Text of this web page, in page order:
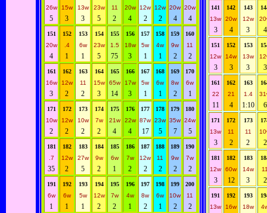
26w
5
15w
3
13w
3
23w
5
11
2
20w
4
12w
2
12w
2
20w
4
20w
4
151
20w
4
152
.4
1
153
6w
1
154
23w
5
155
1.5
75
156
18w
3
157
5w
1
158
4w
1
159
9w
2
160
11
2
161
16w
3
162
12w
2
163
11
2
164
15w
3
165
65w
14
166
17w
3
167
5w
1
168
6w
1
169
8w
2
170
6w
1
171
10w
2
172
12w
2
173
10w
2
174
7w
2
175
21w
4
176
22w
4
177
87w
17
178
23w
5
179
35w
7
180
24w
5
181
.7
35
182
12w
2
183
27w
5
184
9w
2
185
6w
1
186
7w
2
187
12w
2
188
11
2
189
9w
2
190
7w
2
191
6w
1
192
6w
1
193
5w
1
194
12w
2
195
7w
2
196
4w
1
197
8w
2
198
6w
1
199
10w
2
200
11
2
141
13w
3
142
20w
4
143
12w
3 4
151
12w
3
152
14w
3
153
13w
3 3
161
22
11
162
21
4
163
1.4
1:10 6
171
13w
3
172
11
2
173
11
2 2
181
12w
3
182
60w
12
183
14w
3 2
191
13w
192
16w
193
18w